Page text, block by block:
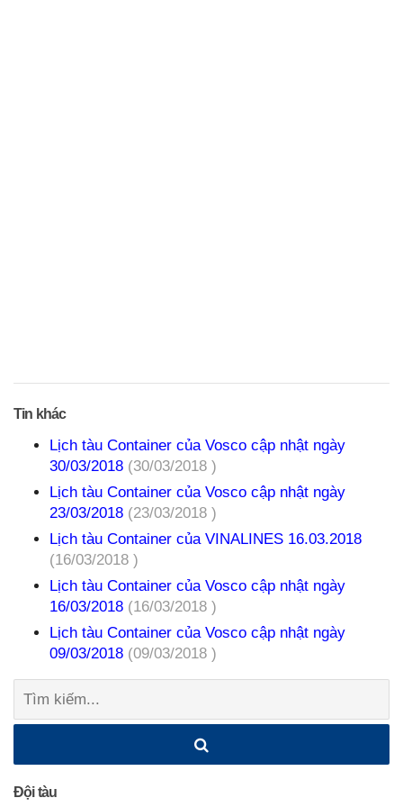
Tin khác
Lịch tàu Container của Vosco cập nhật ngày
30/03/2018 (30/03/2018 )
Lịch tàu Container của Vosco cập nhật ngày
23/03/2018 (23/03/2018 )
Lịch tàu Container của VINALINES 16.03.2018
(16/03/2018 )
Lịch tàu Container của Vosco cập nhật ngày
16/03/2018 (16/03/2018 )
Lịch tàu Container của Vosco cập nhật ngày
09/03/2018 (09/03/2018 )
Tìm
kiếm:
Đội tàu